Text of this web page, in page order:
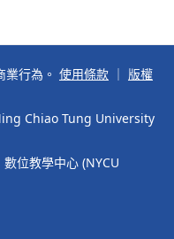
行為。 使用條款 ｜ 版權
Chiao Tung University
位教學中心 (NYCU